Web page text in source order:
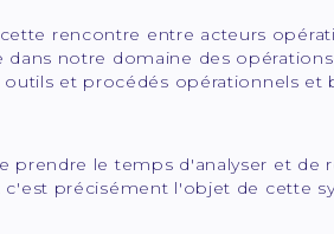
rencontre entre acteurs
notre domaine des
outils et procédés opérationnels
prendre le temps d'analyser et
précisément l'objet de cette